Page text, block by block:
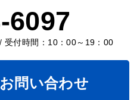
6097
受付時間：10：00～19：00
問い合わせ